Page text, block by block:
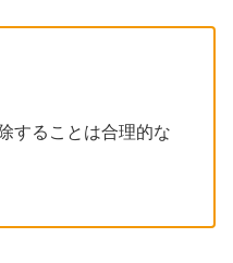
することは合理的な